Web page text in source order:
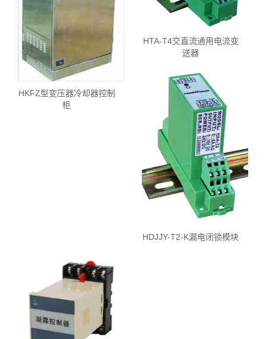
HKFZ型变压器冷却器控制
柜
HTA-T4交直流通用电流变
送器
HDJJY-T2-K漏电闭锁模块